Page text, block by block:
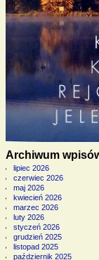
Archiwum
lipiec 2026
czerwiec 2026
maj 2026
kwiecień 2026
marzec 2026
luty 2026
styczeń 2026
grudzień 2025
listopad 2025
październik 2025